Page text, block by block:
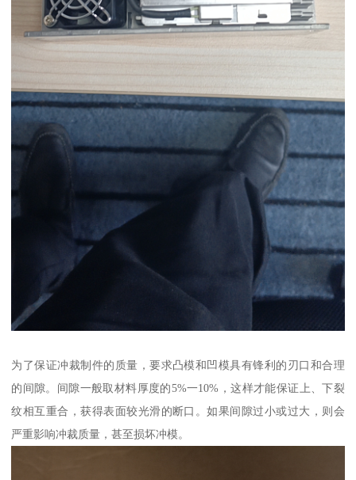
为了保证冲裁制件的质量，要求凸模和凹模具有锋利的刃口和合理
的间隙。间隙一般取材料厚度的5%一10%，这样才能保证上、下裂
纹相互重合，获得表面较光滑的断口。如果间隙过小或过大，则会
严重影响冲裁质量，甚至损坏冲模。